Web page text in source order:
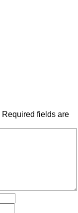
Required fields are